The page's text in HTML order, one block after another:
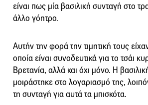
είναι πως μία βασιλική συνταγή στο
άλλο γόητρο.
Αυτήν την φορά την τιμητική τους
οποία είναι συνοδευτικά για το τσάι
Βρετανία, αλλά και όχι μόνο. Η
μοιράστηκε στο λογαριασμό της,
τη συνταγή για αυτά τα μπισκότα.